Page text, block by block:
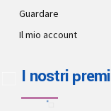
Guardare
Il mio account
I nostri premi